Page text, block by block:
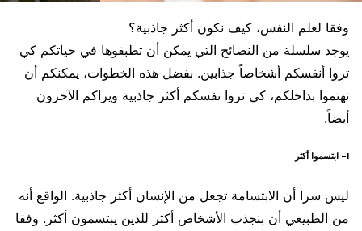
وفقا لعلم النفس، كيف نكون أكثر جاذبية؟
يوجد سلسلة من النصائح التي يمكن أن تطبقوها في حياتكم كي
تروا أنفسكم أشخاصاً جذابين. بفضل هذه الخطوات، يمكنكم أن
تهتموا بداخلكم، كي تروا نفسكم أكثر جاذبية ويراكم الآخرون
أيضاً.
1- ابتسموا أكثر
ليس سرا أن الابتسامة تجعل من الإنسان أكثر جاذبية. الواقع أنه
من الطبيعي أن بنجذب الأشخاص أكثر للذين يبتسمون أكثر. وفقا